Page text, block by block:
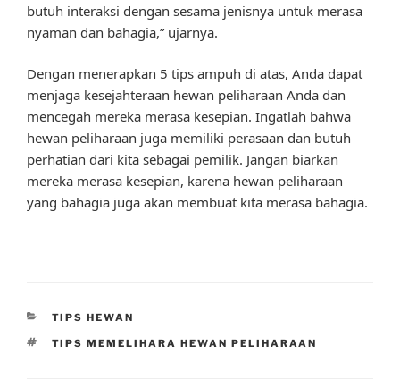
butuh interaksi dengan sesama jenisnya untuk merasa
nyaman dan bahagia,” ujarnya.
Dengan menerapkan 5 tips ampuh di atas, Anda dapat
menjaga kesejahteraan hewan peliharaan Anda dan
mencegah mereka merasa kesepian. Ingatlah bahwa
hewan peliharaan juga memiliki perasaan dan butuh
perhatian dari kita sebagai pemilik. Jangan biarkan
mereka merasa kesepian, karena hewan peliharaan
yang bahagia juga akan membuat kita merasa bahagia.
CATEGORIES
TIPS HEWAN
TAGS
TIPS MEMELIHARA HEWAN PELIHARAAN